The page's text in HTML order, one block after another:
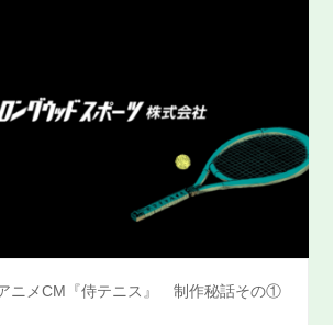
ニメCM『侍テニス』 制作秘話その①